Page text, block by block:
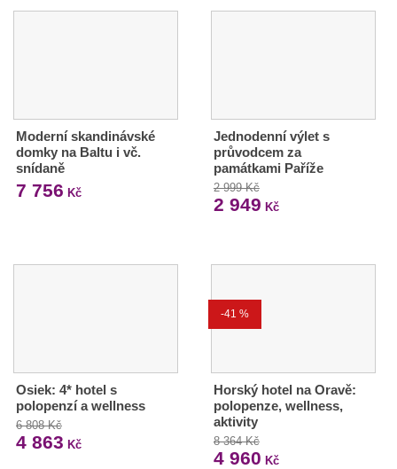
Moderní skandinávské
domky na Baltu i vč.
snídaně
7 756 Kč
Jednodenní výlet s
průvodcem za
památkami Paříže
2 999 Kč
2 949 Kč
Osiek: 4* hotel s
polopenzí a wellness
6 808 Kč
4 863 Kč
-41 %
Horský hotel na Oravě:
polopenze, wellness,
aktivity
8 364 Kč
4 960 Kč